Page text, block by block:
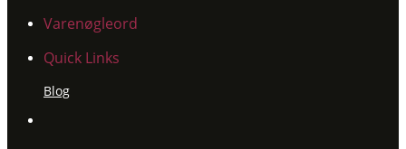
Varenøgleord
Quick Links
Blog